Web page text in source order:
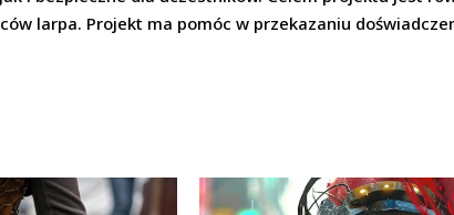
larpa. Projekt ma pomóc w przekazaniu